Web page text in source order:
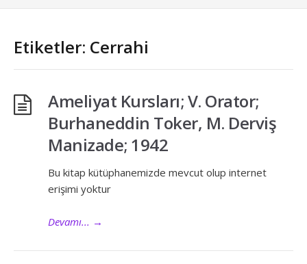
Etiketler: Cerrahi
Ameliyat Kursları; V. Orator;
Burhaneddin Toker, M. Derviş
Manizade; 1942
Bu kitap kütüphanemizde mevcut olup internet
erişimi yoktur
Devamı... →